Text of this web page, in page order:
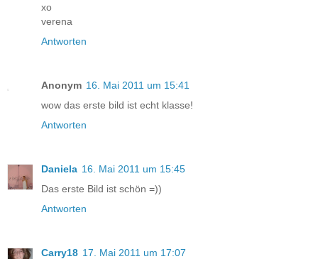
xo
verena
Antworten
Anonym 16. Mai 2011 um 15:41
wow das erste bild ist echt klasse!
Antworten
Daniela 16. Mai 2011 um 15:45
Das erste Bild ist schön =))
Antworten
Carry18 17. Mai 2011 um 17:07